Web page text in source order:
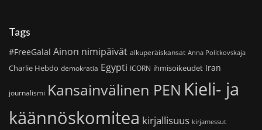
Tags
#FreeGalal Ainon nimipäivät alkuperäiskansat Anna Politkovskaja
Charlie Hebdo demokratia Egypti ICORN ihmisoikeudet Iran
journalismi Kansainvälinen PEN Kieli- ja
käännöskomitea kirjallisuus kirjamessut